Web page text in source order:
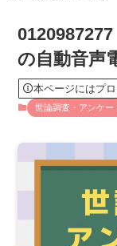
の自動音声
本ページにはプ
世論調査・アンケー